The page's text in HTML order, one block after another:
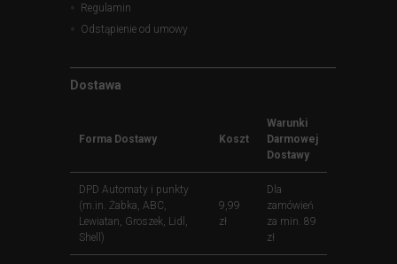
Regulamin
Odstąpienie od umowy
Dostawa
Forma Dostawy Koszt
Warunki
Darmowej
Dostawy
DPD Automaty i punkty
(m.in. Żabka, ABC,
Lewiatan, Groszek, Lidl,
Shell)
9,99
zł
Dla
zamówień
za min. 89
zł